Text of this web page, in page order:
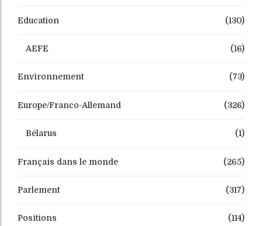
Education (130)
AEFE (16)
Environnement (73)
Europe/Franco-Allemand (326)
Bélarus (1)
Français dans le monde (265)
Parlement (317)
Positions (114)